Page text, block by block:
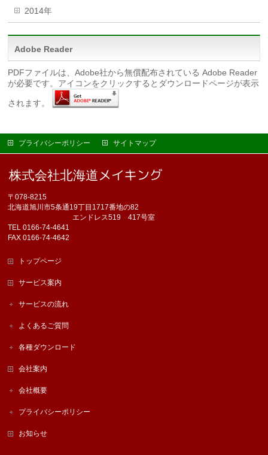
2014年
Adobe Reader
PDFファイルは、Adobe社から無償配布されている Adobe Reader
が必要です。アイコンをクリックするとダウンロードページが表示
されます。
プライバシーポリシー サイトマップ
〒078-8215
北海道旭川市5条通19丁目1717番地の82
エンドレス519 417号室
TEL 0166-74-4641
FAX 0166-74-4642
トップページ
サービス案内
サービスの流れ
よくあるご質問
各種ダウンロード
会社案内
会社概要
プライバシーポリシー
お知らせ